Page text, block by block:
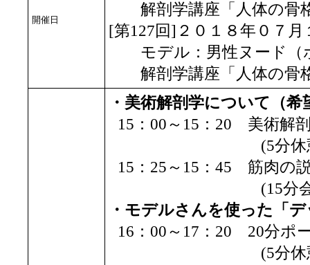
開催日
解剖学講座「人体の骨
[第127回]２０１８年０７月
モデル：男性ヌード（
解剖学講座「人体の骨
・美術解剖学について（
15：00～15：20 美術解
(5分休
15：25～15：45 筋肉の
(15分会場準
・モデルさんを使った「
16：00～17：20 20分ポ
(5分休